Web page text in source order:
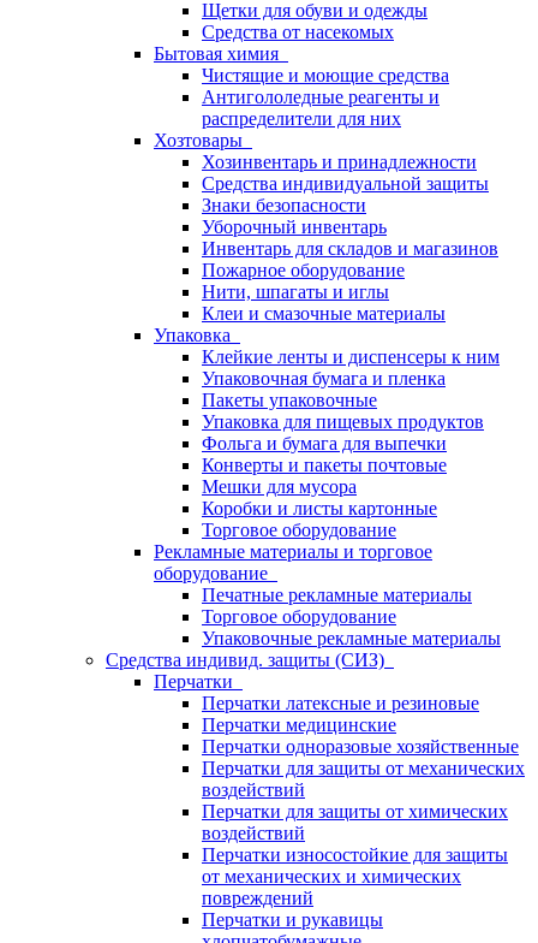
Щетки для обуви и одежды
Средства от насекомых
Бытовая химия
Чистящие и моющие средства
Антигололедные реагенты и
распределители для них
Хозтовары
Хозинвентарь и принадлежности
Средства индивидуальной защиты
Знаки безопасности
Уборочный инвентарь
Инвентарь для складов и магазинов
Пожарное оборудование
Нити, шпагаты и иглы
Клеи и смазочные материалы
Упаковка
Клейкие ленты и диспенсеры к ним
Упаковочная бумага и пленка
Пакеты упаковочные
Упаковка для пищевых продуктов
Фольга и бумага для выпечки
Конверты и пакеты почтовые
Мешки для мусора
Коробки и листы картонные
Торговое оборудование
Рекламные материалы и торговое
оборудование
Печатные рекламные материалы
Торговое оборудование
Упаковочные рекламные материалы
Средства индивид. защиты (СИЗ)
Перчатки
Перчатки латексные и резиновые
Перчатки медицинские
Перчатки одноразовые хозяйственные
Перчатки для защиты от механических
воздействий
Перчатки для защиты от химических
воздействий
Перчатки износостойкие для защиты
от механических и химических
повреждений
Перчатки и рукавицы